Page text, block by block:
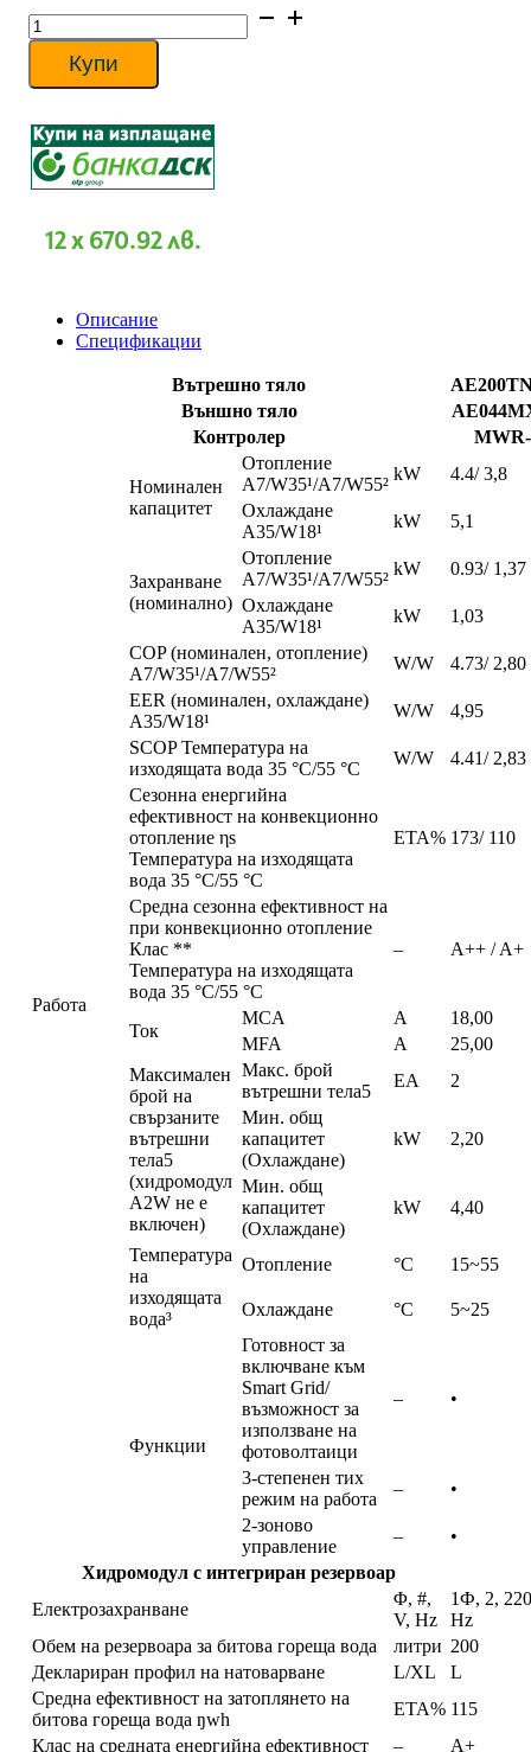
количество
за
Tермопомпа
Samsung
TDM
Plus
AE044MXTPEH/EU
AE200TNWTEH/EU
Купи
12 x 670.92 лв.
Описание
Спецификации
Вътрешно тяло
Външно тяло
Контролер
Работа
Номинален
капацитет
Отопление
A7/W35¹/A7/W55²
kW
4.4/ 3,8
Охлаждане
A35/W18¹
kW 5,1
Захранване
(номинално)
Отопление
A7/W35¹/A7/W55²
kW
0.93/ 1,37
Охлаждане
A35/W18¹
kW
1,03
COP (номинален, отопление)
A7/W35¹/A7/W55²
W/W
4.73/ 2,80
EER (номинален, охлаждане)
A35/W18¹
W/W
4,95
SCOP Температура на
изходящата вода 35 °C/55 °C
W/W
4.41/ 2,83
Сезонна енергийна
ефективност на конвекционно
отопление ηs
Температура на изходящата
вода 35 °C/55 °C
ETA% 173/ 110
Средна сезонна ефективност на
при конвекционно отопление
Клас **
Температура на изходящата
вода 35 °C/55 °C
– A++ / A+
Ток
MCA A
18,00
MFA
A
25,00
Максимален
брой на
свързаните
вътрешни
тела5
(хидромодул
A2W не е
включен)
Макс. брой
вътрешни тела5
EA
2
Мин. общ
капацитет
(Охлаждане)
kW 2,20
Мин. общ
капацитет
(Охлаждане)
kW 4,40
Температура
на
изходящата
вода³
Отопление °C 15~55
Охлаждане °C 5~25
Функции
Готовност за
включване към
Smart Grid/
възможност за
използване на
фотоволтаици
– •
3-степенен тих
режим на работа
–
•
2-зоново
управление
–
•
Хидромодул с интегриран резервоар
Електрозахранване
Φ, #,
V, Hz
1Ф, 2,
Hz
Обем на резервоара за битова гореща вода
литри 200
Деклариран профил на натоварване
L/XL
L
Средна ефективност на затоплянето на
битова гореща вода ŋwh
ETA% 115
Клас на средната енергийна ефективност
– A+